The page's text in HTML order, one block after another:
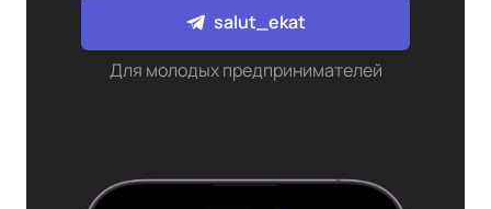
salut_ekat
Для молодых предпринимателей